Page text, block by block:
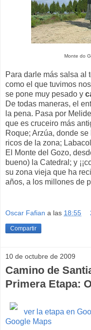
Monte do
Para darle más salsa al
como el que tuvimos
se pone muy pesado y
De todas maneras, el
la pena. Pasa por
que es cruceiro más
Roque; Arzúa, donde
ricos de la zona;
El Monte del Gozo,
bueno) la Catedral; y
su zona vieja que ha
años, a los millones de
Oscar Fafian a las 18:55
Compartir
10 de octubre de 2009
Camino de
Primera Etapa:
ver la etapa en
Google Maps